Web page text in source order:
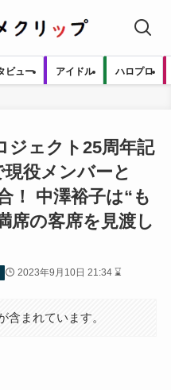
ビュー アイドル ハロプロ
ジェクト25周年記
役メンバーと
！ 中澤裕子は“も
席の客席を見渡し
2023年9月10日 21:34 ⌛
含まれています。